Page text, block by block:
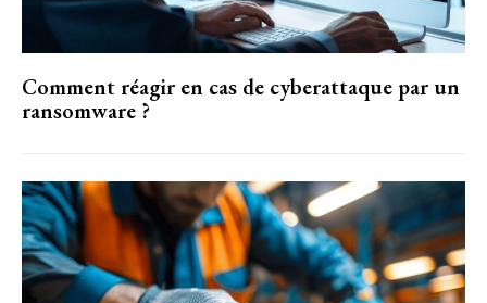
Comment réagir en cas de cyberattaque par un
ransomware ?